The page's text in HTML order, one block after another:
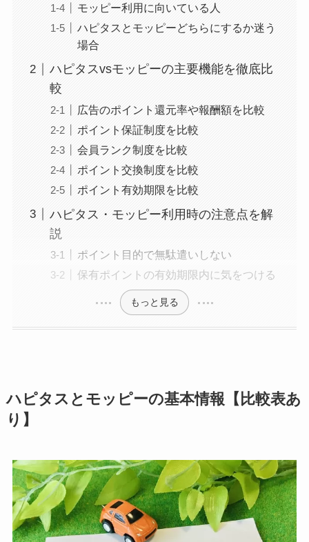
モッピー利用に向いている人
ハピタスとモッピーどちらにするか迷う
場合
ハピタスvsモッピーの主要機能を徹底比
較
広告のポイント還元率や報酬額を比較
ポイント保証制度を比較
会員ランク制度を比較
ポイント交換制度を比較
ポイント有効期限を比較
ハピタス・モッピー利用時の注意点を解
説
ポイント目的で無駄遣いしない
保有ポイントの有効期限内に気をつける
もっと見る
ハピタスとモッピーの基本情報 【比較表あ
り】